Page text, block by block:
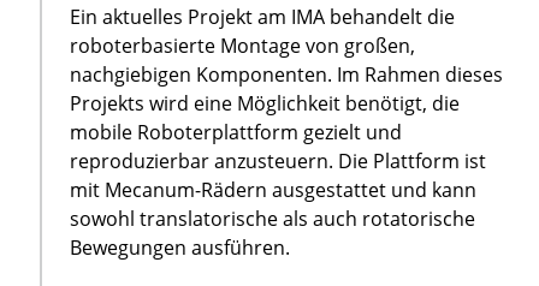
Ein aktuelles Projekt am IMA behandelt die
roboterbasierte Montage von großen,
nachgiebigen Komponenten. Im Rahmen dieses
Projekts wird eine Möglichkeit benötigt, die
mobile Roboterplattform gezielt und
reproduzierbar anzusteuern. Die Plattform ist
mit Mecanum-Rädern ausgestattet und kann
sowohl translatorische als auch rotatorische
Bewegungen ausführen.